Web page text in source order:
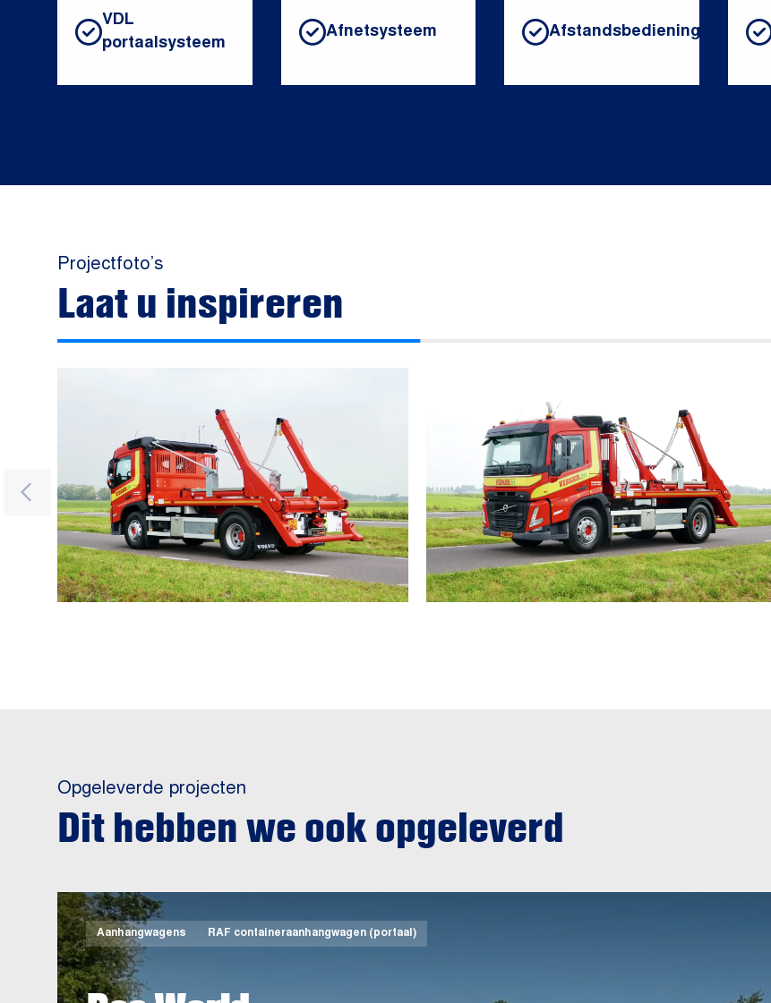
VDL
portaalsysteem
Afnetsysteem Afstandsbediening
Projectfoto’s
Laat u inspireren
Opgeleverde projecten
Dit hebben we ook opgeleverd
Aanhangwagens RAF containeraanhangwagen (portaal)